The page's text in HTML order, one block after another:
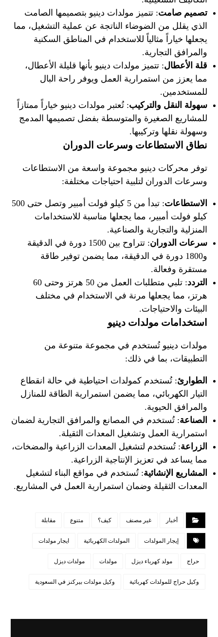
تصميم صامت: تتميز مولدات دينيو بتصميمها الصامت
الذي يقلل من الضوضاء الناتجة عن عملية التشغيل، مما
يجعلها خياراً مثالياً للاستخدام في المناطق السكنية
والمرافق التجارية.
قلة الأعطال: تتميز مولدات دينيو بأنها قليلة الأعطال،
مما يعزز من استمرارية العمل ويوفر راحة البال
للمستخدمين.
سهولة النقل والتركيب: تُعتبر مولدات دينيو خياراً ممتازاً
للمشاريع الصغيرة والمتوسطة بفضل تصميمها المدمج
وسهولة نقلها وتركيبها.
نطاق الاستطاعات وسرعات الدوران
توفر محركات دينيو مجموعة واسعة من الاستطاعات
وسرعات الدوران لتلبية احتياجات مختلفة:
الاستطاعات
: تبدأ من 5 كيلو فولت أمبير وتصل حتى 500
كيلو فولت أمبير، مما يجعلها مناسبة للاستخدامات
المنزلية والتجارية والصناعية.
سرعات الدوران
: تتراوح بين 1500 دورة في الدقيقة
و1800 دورة في الدقيقة، مما يضمن توفير طاقة
مستقرة وفعالة.
التردد
: تلبي متطلبات العمل من 50 هرتز وحتى 60
هرتز، مما يجعلها مرنة في الاستخدام في مختلف
البيئات والاحتياجات.
استخدامات مولدات دينيو
مولدات دينيو تُستخدم في مجموعة متنوعة من
التطبيقات، بما في ذلك:
الطوارئ: تُستخدم كمولدات احتياطية في حالة انقطاع
التيار الكهربائي، مما يضمن استمرارية الطاقة للمنازل
والمرافق الحيوية.
الصناعة: تُستخدم في المصانع والمرافق التجارية لضمان
استمرارية العمل وتشغيل المعدات الثقيلة.
الزراعة: تُستخدم لتشغيل المعدات الزراعية والمضخات،
مما يساعد في تعزيز الإنتاجية الزراعية.
المشاريع الإنشائية: تُستخدم في مواقع البناء لتشغيل
المعدات الثقيلة وضمان استمرارية العمل في المشاريع.
أخبار غير مصنف كيف؟ متنوع مقابلة
إيجار المولدات المولدات الكهربائية ايجار مولدات
حراج مولد كهرباء ديزل مولدات مولدات ديزل
وكيل حراج للمولدات كهربائية وكيل مولدات بيركنز في السعودية